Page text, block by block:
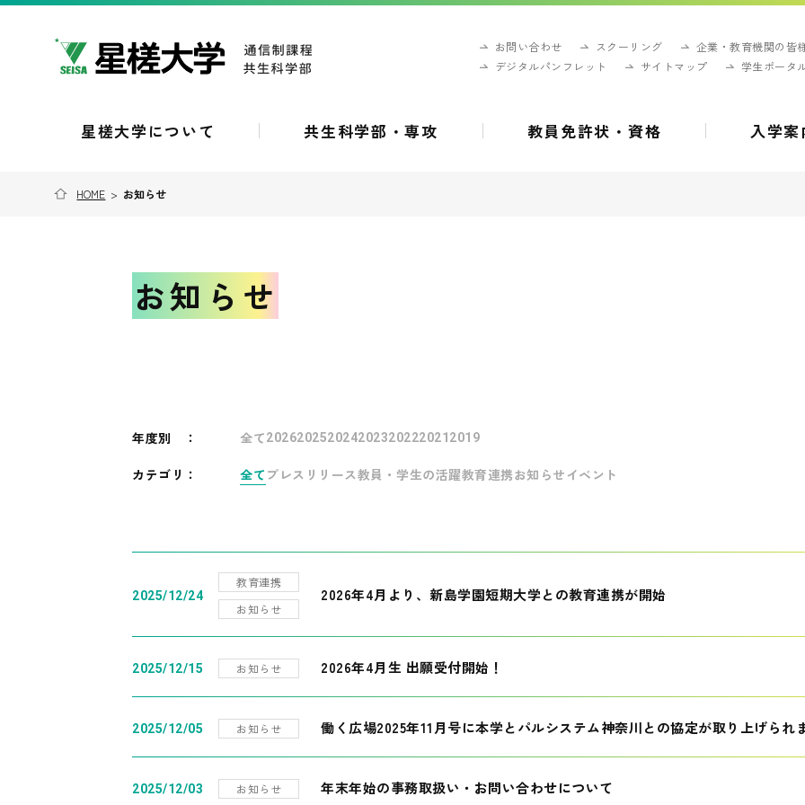
お問い合わせ スクーリング
企業・教育機関の皆
デジタルパンフレット
サイトマップ 学生ポータ
星槎大学について 共生科学部・専攻 教員免許状・資格 入学案
HOME > お知らせ
お知らせ
年度別 ： 全て202620252024202320222021 2019
カテゴリ： 全て プレスリリース教員・学生の活躍教育連携お知らせ イベント
2025/12/24
教育連携
お知らせ
2026年4月より、新島学園短期大学との教育連携が開始
2025/12/15 お知らせ 2026年4月生 出願受付開始！
2025/12/05 お知らせ 働く広場2025年11月号に本学とパルシステム神奈川との協定が取り上げられ
2025/12/03 お知らせ 年末年始の事務取扱い・お問い合わせについて